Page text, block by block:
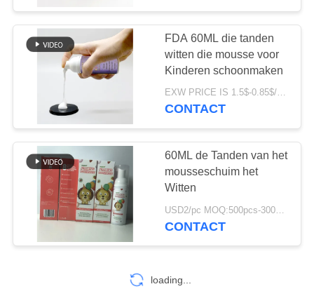
Tanden die Poeder
witten
17
Te kauwen
Tandpastatablet
FDA 60ML die tanden
witten die mousse voor
Kinderen schoonmaken
EXW PRICE IS 1.5$-0.85$/PCS MOQ:10000PCS
CONTACT
60ML de Tanden van het
mousseschuim het
Witten
CONTACT
loading...